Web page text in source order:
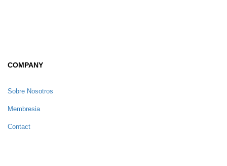
COMPANY
Sobre Nosotros
Membresia
Contact